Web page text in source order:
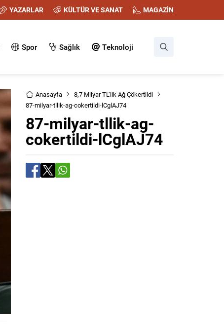
YAZARLAR KÜLTÜR VE SANAT MAGAZİN
Spor Sağlık Teknoloji
Anasayfa
8,7 Milyar TL’lik Ağ Çökertildi
87-milyar-tllik-ag-cokertildi-lCglAJ74
87-milyar-tllik-ag-
cokertildi-lCglAJ74